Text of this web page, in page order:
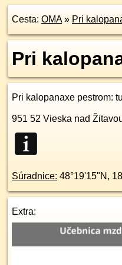
Cesta: OMA» Pri
Pri
Pri kalopanaxe pestrom:
951 52 Vieska nad
Súradnice: 48°19'15"N ,
Extra: